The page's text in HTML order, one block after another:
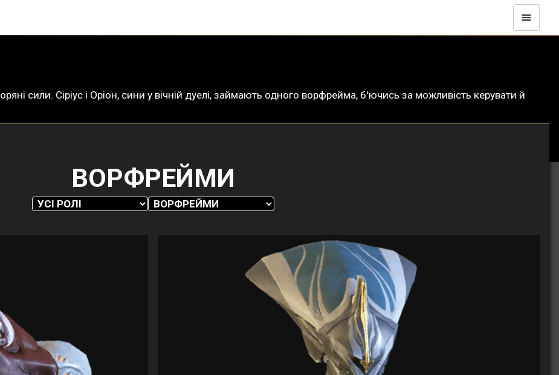
сили. Сіріус і Оріон, сини у вічній дуелі, займають одного ворфрейма, б'ючись за можливість керувати й
ВОРФРЕЙМИ